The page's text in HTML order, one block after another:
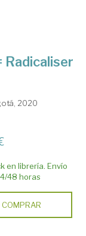
Radicaliser
2020
en librería. Envío
48 horas
COMPRAR